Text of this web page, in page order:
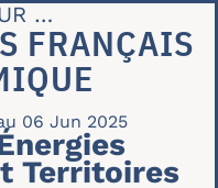
…
FRANÇAIS
06 Jun 2025
Territoires